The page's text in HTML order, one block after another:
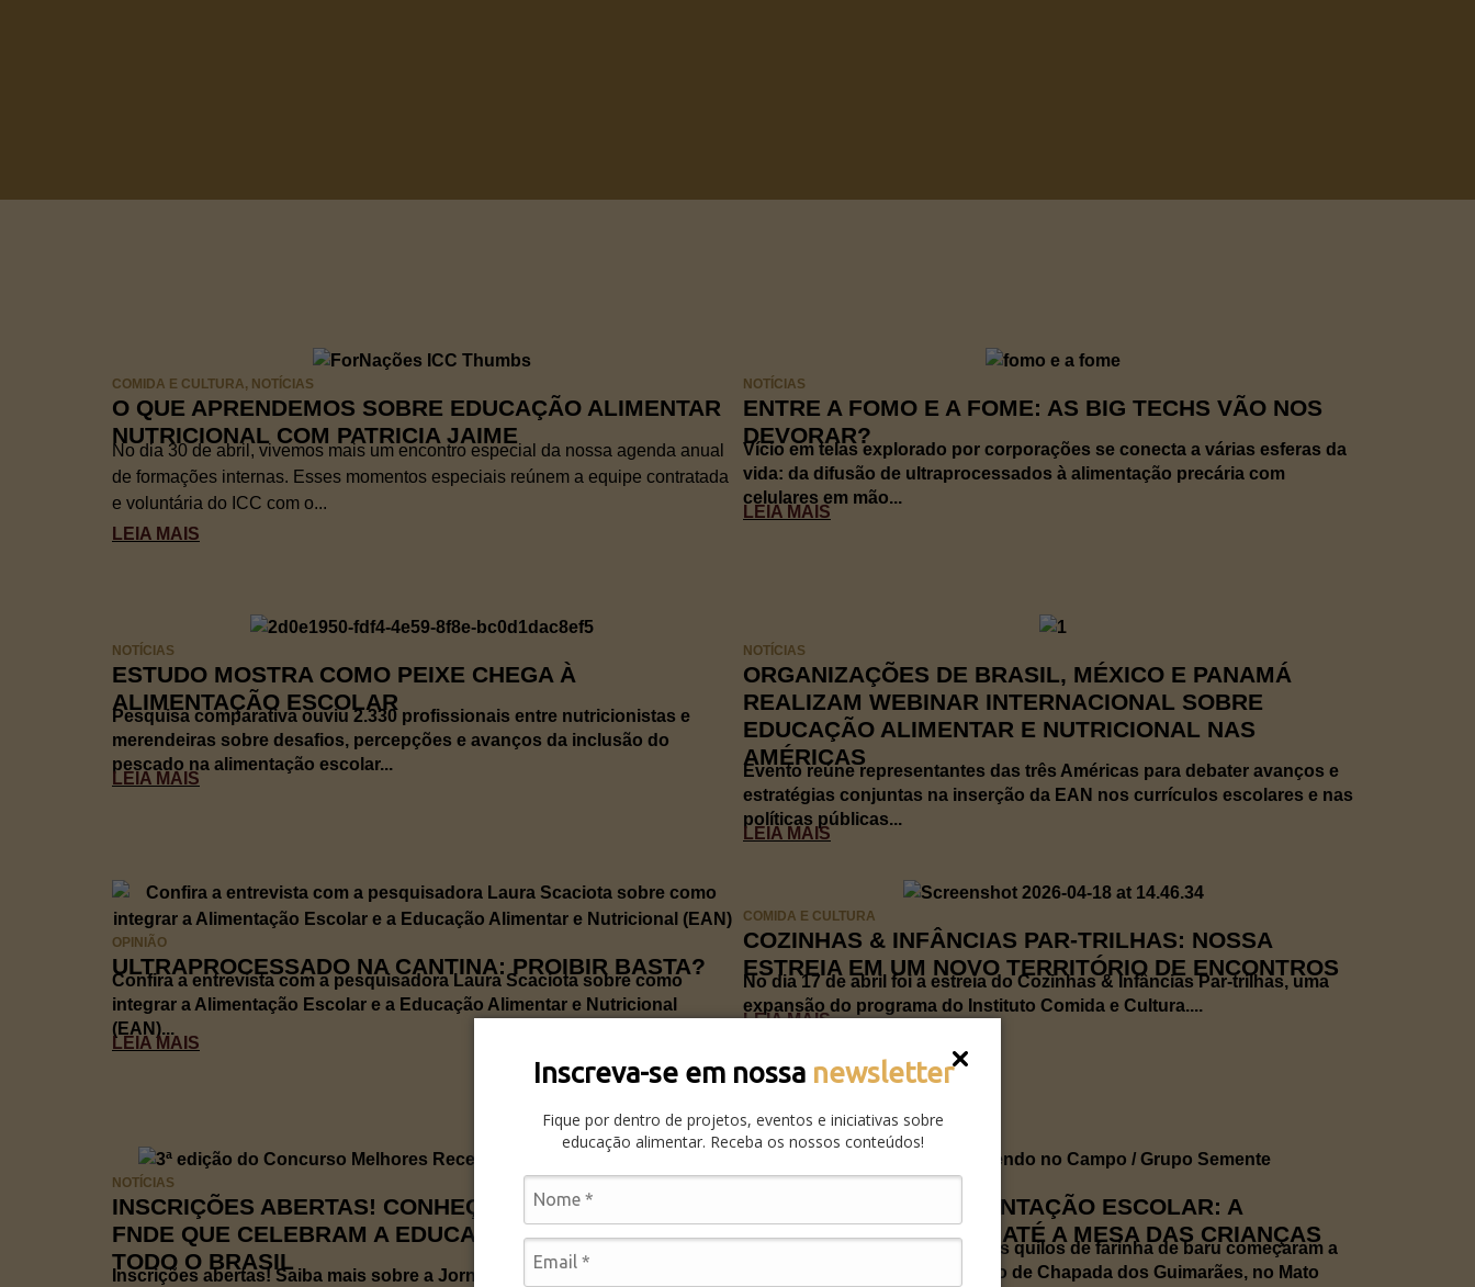
Inscreva-se em nossa newsletter
Fique por dentro de projetos, eventos e iniciativas sobre
educação alimentar. Receba os nossos conteúdos!
COMIDA E CULTURA, NOTÍCIAS
O QUE APRENDEMOS SOBRE EDUCAÇÃO ALIMENTAR
NUTRICIONAL COM PATRICIA JAIME
No dia 30 de abril, vivemos mais um encontro especial da nossa agenda anual
de formações internas. Esses momentos especiais reúnem a equipe contratada
e voluntária do ICC com o...
LEIA MAIS
NOTÍCIAS
ENTRE A FOMO E A FOME: AS BIG TECHS VÃO NOS
DEVORAR?
Vício em telas explorado por corporações se conecta a várias esferas da
vida: da difusão de ultraprocessados à alimentação precária com
celulares em mão...
LEIA MAIS
NOTÍCIAS
ESTUDO MOSTRA COMO PEIXE CHEGA À
ALIMENTAÇÃO ESCOLAR
Pesquisa comparativa ouviu 2.330 profissionais entre nutricionistas e
merendeiras sobre desafios, percepções e avanços da inclusão do
pescado na alimentação escolar...
LEIA MAIS
NOTÍCIAS
ORGANIZAÇÕES DE BRASIL, MÉXICO E PANAMÁ
REALIZAM WEBINAR INTERNACIONAL SOBRE
EDUCAÇÃO ALIMENTAR E NUTRICIONAL NAS
AMÉRICAS
Evento reúne representantes das três Américas para debater avanços e
estratégias conjuntas na inserção da EAN nos currículos escolares e nas
políticas públicas...
LEIA MAIS
OPINIÃO
ULTRAPROCESSADO NA CANTINA: PROIBIR BASTA?
Confira a entrevista com a pesquisadora Laura Scaciota sobre como
integrar a Alimentação Escolar e a Educação Alimentar e Nutricional
(EAN)...
LEIA MAIS
COMIDA E CULTURA
COZINHAS & INFÂNCIAS PAR-TRILHAS: NOSSA
ESTREIA EM UM NOVO TERRITÓRIO DE ENCONTROS
No dia 17 de abril foi a estreia do Cozinhas & Infâncias Par-trilhas, uma
expansão do programa do Instituto Comida e Cultura....
LEIA MAIS
NOTÍCIAS
INSCRIÇÕES ABERTAS! CONHEÇA OS PROJETOS DO
FNDE QUE CELEBRAM A EDUCAÇÃO ALIMENTAR EM
TODO O BRASIL
Inscrições abertas! Saiba mais sobre a Jornada de Educação Alimentar e
DO CERRADO À ALIMENTAÇÃO ESCOLAR: A
CAMINHADA DO BARU ATÉ A MESA DAS CRIANÇAS
Em março de 2026, os primeiros quilos de farinha de baru começaram a
chegar às escolas do município de Chapada dos Guimarães, no Mato